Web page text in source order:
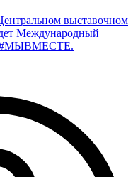
выставочном
Международный
#МЫВМЕСТЕ.